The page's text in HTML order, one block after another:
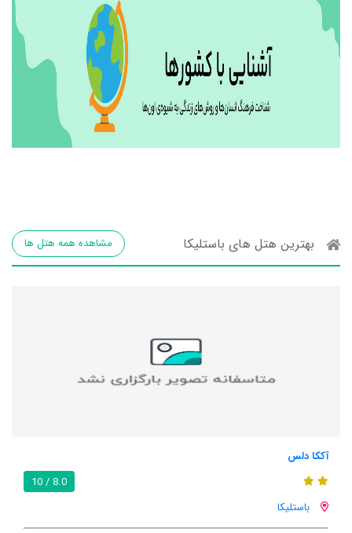
بهترین هتل های باستلیکا مشاهده همه هتل ها
آککا دلس
8.0 / 10
باستلیکا